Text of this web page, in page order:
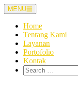
Skip
to
content
MENU
Home
Tentang Kami
Layanan
Portofolio
Kontak
Search
for: